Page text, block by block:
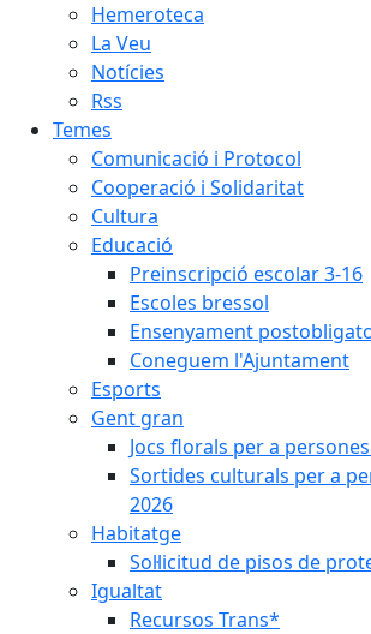
Hemeroteca
La Veu
Notícies
Rss
Temes
Comunicació i Protocol
Cooperació i Solidaritat
Cultura
Educació
Preinscripció escolar 3-16
Escoles bressol
Ensenyament
Coneguem l'Ajuntament
Esports
Gent gran
Jocs florals per a
Sortides culturals per a
2026
Habitatge
Sol·licitud de pisos de
Igualtat
Recursos Trans*